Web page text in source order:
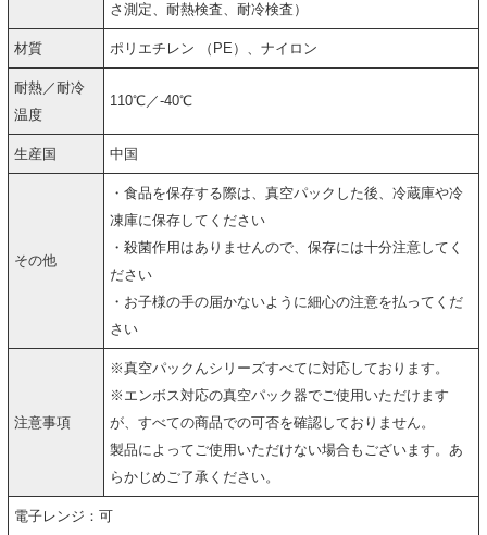
さ測定、耐熱検査、耐冷検査）
材質 ポリエチレン （PE）、ナイロン
耐熱／耐冷
温度
110℃／-40℃
生産国 中国
その他
・食品を保存する際は、真空パックした後、冷蔵庫や冷
凍庫に保存してください
・殺菌作用はありませんので、保存には十分注意してく
ださい
・お子様の手の届かないように細心の注意を払ってくだ
さい
注意事項
※真空パックんシリーズすべてに対応しております。
※エンボス対応の真空パック器でご使用いただけます
が、すべての商品での可否を確認しておりません。
製品によってご使用いただけない場合もございます。あ
らかじめご了承ください。
電子レンジ：可